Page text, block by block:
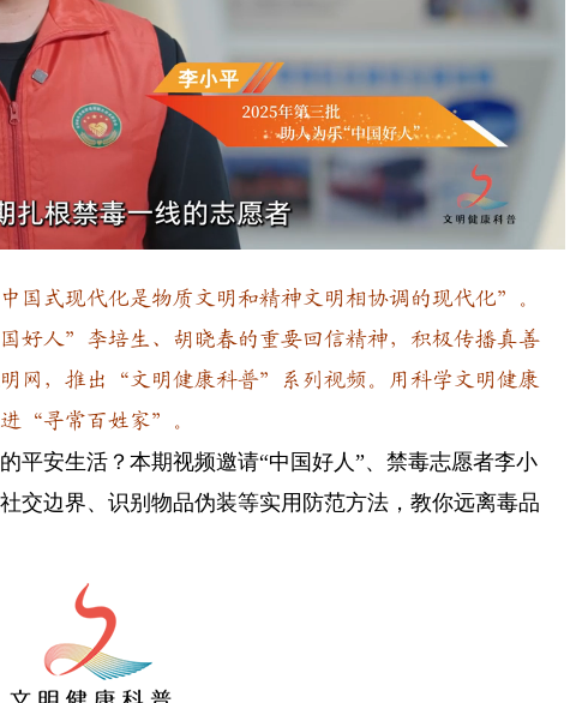
Rate
式现代化是物质文明和精神文明相协调的现代化”。
好人”李培生、胡晓春的重要回信精神，积极传播真善
网，推出“文明健康科普”系列视频。用科学文明健康
“寻常百姓家”。
安生活？本期视频邀请“中国好人”、禁毒志愿者李小
交边界、识别物品伪装等实用防范方法，教你远离毒品